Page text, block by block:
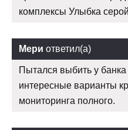
комплексы Улыбка
Мери ответил(а)
Пытался выбить у
интересные варианты
мониторинга полного.